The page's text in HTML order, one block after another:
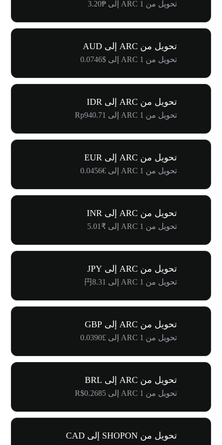
تحويل من 1 ARC إلى ₱3.20
تحويل من ARC إلى AUD
تحويل من 1 ARC إلى $0.0746
تحويل من ARC إلى IDR
تحويل من 1 ARC إلى Rp940.71
تحويل من ARC إلى EUR
تحويل من 1 ARC إلى €0.0456
تحويل من ARC إلى INR
تحويل من 1 ARC إلى ₹5.01
تحويل من ARC إلى JPY
تحويل من 1 ARC إلى 円8.31
تحويل من ARC إلى GBP
تحويل من 1 ARC إلى £0.0390
تحويل من ARC إلى BRL
تحويل من 1 ARC إلى R$0.2685
تحويل من SHOPON إلى CAD